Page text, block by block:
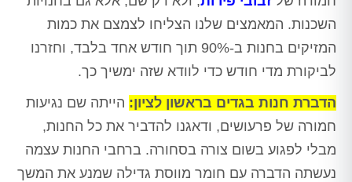
השכנות. המאמצים שלנו הצליחו לצמצם את כמות
המזיקים בחנות ב-90% תוך חודש אחד בלבד, וחזרנו
לביקורת מדי חודש כדי לוודא שזה ימשיך כך.
הדברת חנות בגדים בראשון לציון: הייתה שם נגיעות
חמורה של פרעושים, ודאגנו להדביר את כל החנות,
מבלי לפגוע בשום צורה בסחורה. ברחבי החנות עצמה
נעשתה הדברה עם חומר מווסת גדילה שמנע את המשך